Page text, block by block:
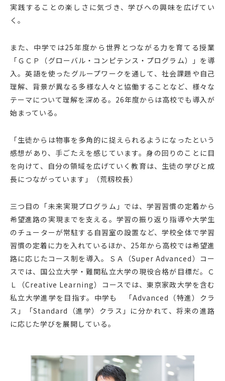
実践することの楽しさに気づき、学びへの興味を広げてい
く。
また、中学では25年度から世界とつながる力を育てる授業
「ＧＣＰ（グローバル・コンピテンス・プログラム）」を導
入。英語を使ったグループワークを通して、社会課題や自己
理解、背景が異なる多様な人々と協働することなど、様々な
テーマについて理解を深める。26年度からは高校でも導入が
始まっている。
「生徒からは物事を多角的に捉えられるようになったという
感想があり、手ごたえを感じています。身の回りのことに目
を向けて、自分の領域を広げていく教育は、生徒の学びと成
長につながっています」（荒籾校長）
三つ目の「未来実現プログラム」では、学習習慣の定着から
希望進路の実現までを支える。学習の振り返り指導や大学生
のチューターが常駐する自習室の設置など、学校全体で学習
習慣の定着に力を入れているほか、25年から高校では希望進
路に応じたコース制を導入。ＳＡ（Super Advanced）コー
スでは、国公立大学・難関私立大学の現役合格が目標だ。Ｃ
Ｌ（Creative Learning）コースでは、東京家政大学を含む
私立大学進学を目指す。中学も 「Advanced（特進）クラ
ス」「Standard（進学）クラス」に分かれて、将来の進路
に応じた学びを展開している。